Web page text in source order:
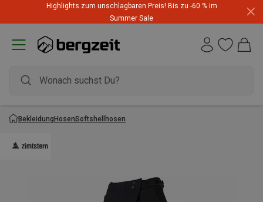
Highlights zum unschlagbaren Preis! Bis zu -60 % im
Summer Sale
BekleidungHosenSoftshellhosen